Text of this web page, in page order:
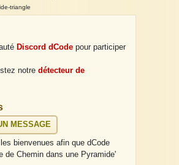
triangle
Discord dCodepour participer
notredétecteur de
MESSAGE
bienvenues afin que dCode
de Chemin dans une Pyramide'